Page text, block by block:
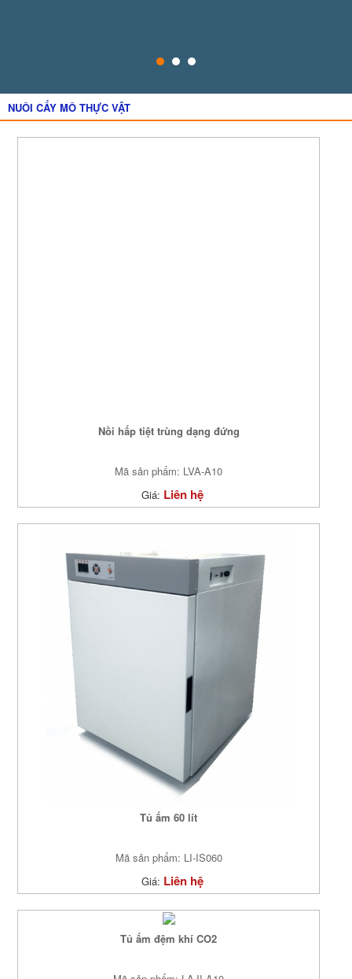
NUÔI CẤY MÔ THỰC VẬT
Nồi hấp tiệt trùng dạng đứng
Mã sản phẩm: LVA-A10
Giá: Liên hệ
Tủ ấm 60 lít
Mã sản phẩm: LI-IS060
Giá: Liên hệ
Tủ ấm đệm khí CO2